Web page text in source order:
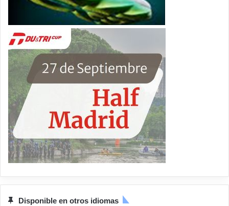
Disponible en otros idiomas